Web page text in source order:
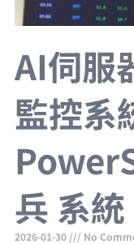
AI伺服
監控系
兵 系統
2026-01-30 No